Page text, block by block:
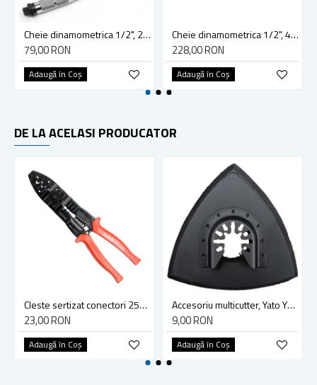
Cheie dinamometrica 1/2", 28 - 210 NM, Vorel 57350
79,00 RON
Adaugă în Coş
Cheie dinamometrica 1/2", 42-210 Nm, Yato YT-0760
228,00 RON
Adaugă în Coş
DE LA ACELASI PRODUCATOR
Cleste sertizat conectori 250 mm lama 4mm Yato YT-2254
23,00 RON
Adaugă în Coş
Accesoriu multicutter, Yato YT-34689, sistem Yato Quick Release, slefuire, 90 mm, ceramica, abrazive
9,00 RON
Adaugă în Coş